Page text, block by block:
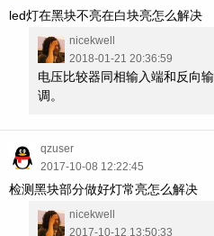
led灯在黑块不亮在白块亮怎么解决
nicekwell
2018-01-21 20:36:59
电压比较器同相输入端和反向
调。
qzuser
2017-10-08 12:22:45
检测黑块部分做好灯常亮怎么解决
nicekwell
2017-10-12 13:50:33